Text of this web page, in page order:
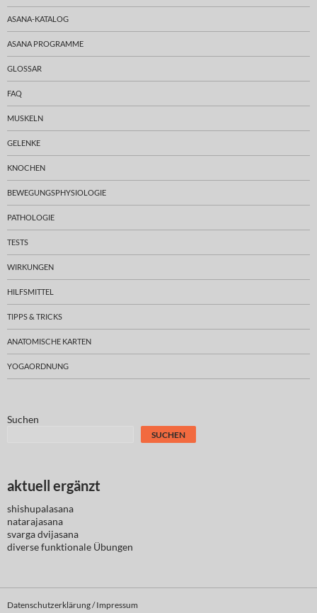
ASANA-KATALOG
ASANA PROGRAMME
GLOSSAR
FAQ
MUSKELN
GELENKE
KNOCHEN
BEWEGUNGSPHYSIOLOGIE
PATHOLOGIE
TESTS
WIRKUNGEN
HILFSMITTEL
TIPPS & TRICKS
ANATOMISCHE KARTEN
YOGAORDNUNG
Suchen
SUCHEN
aktuell ergänzt
shishupalasana
natarajasana
svarga dvijasana
diversefunktionale Übungen
Datenschutzerklärung / Impressum